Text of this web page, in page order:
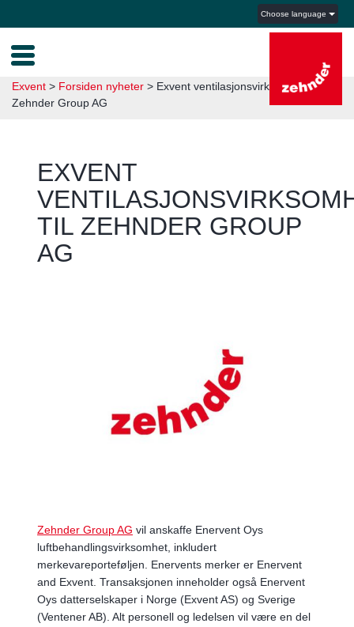
Choose language
Exvent > Forsiden nyheter > Exvent ventilasjonsvirksomhet til
Zehnder Group AG
EXVENT
TIL ZEHNDER GROUP
AG
Zehnder Group AG vil anskaffe Enervent Oys
luftbehandlingsvirksomhet, inkludert
merkevareporteføljen. Enervents merker er Enervent
and Exvent. Transaksjonen inneholder også Enervent
Oys datterselskaper i Norge (Exvent AS) og Sverige
(Ventener AB). Alt personell og ledelsen vil være en del